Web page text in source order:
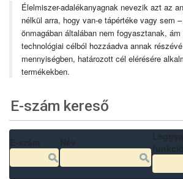
Élelmiszer-adalékanyagnak nevezik azt az
nélkül arra, hogy van-e tápértéke vagy sem
önmagában általában nem fogyasztanak,
technológiai célból hozzáadva annak
mennyiségben, határozott cél elérésére
termékekben.
E-szám kereső